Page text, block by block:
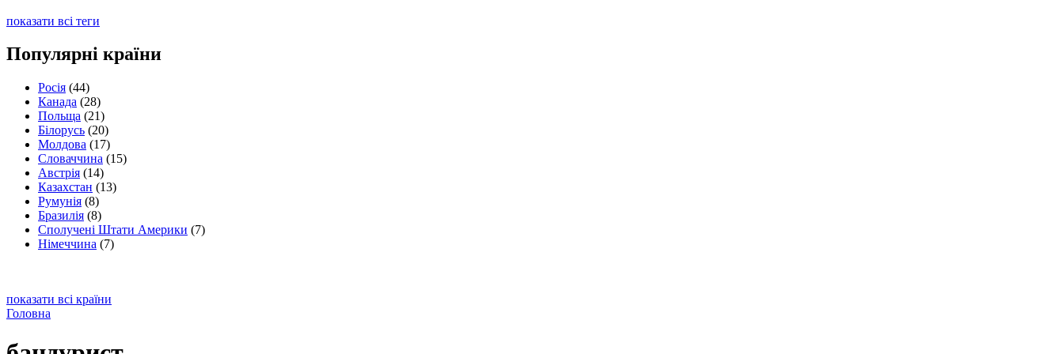
показати всі теги
Популярні країни
Росія (44)
Канада (28)
Польща (21)
Білорусь (20)
Молдова (17)
Словаччина (15)
Австрія (14)
Казахстан (13)
Румунія (8)
Бразилія (8)
Сполучені Штати Америки (7)
Німеччина (7)
показати всі країни
Головна